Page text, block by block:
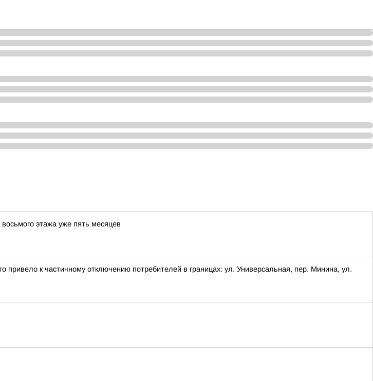
этажа уже пять месяцев
привело к частичному отключению потребителей в границах: ул. Универсальная, пер. Минина, ул.